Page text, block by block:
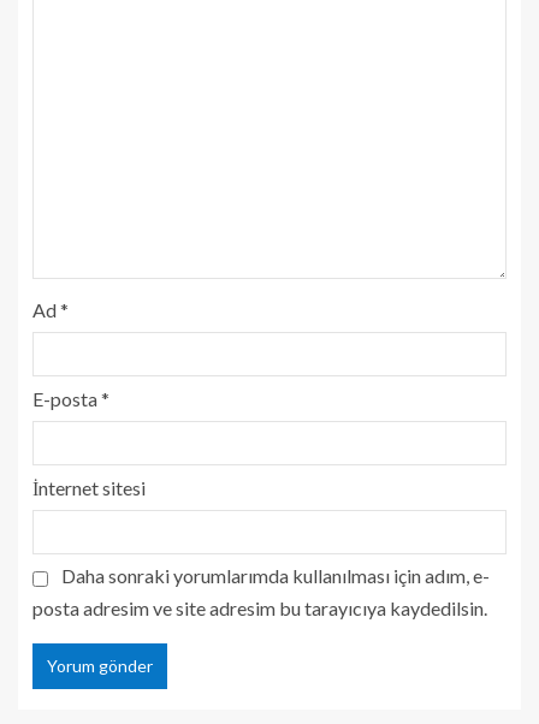
Ad*
E-posta*
İnternet sitesi
Daha sonraki yorumlarımda kullanılması için adım, e-
posta adresim ve site adresim bu tarayıcıya kaydedilsin.